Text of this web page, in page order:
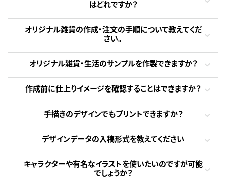
はどれですか？
オリジナル雑貨の作成・注文の手順について教えてくだ
さい。
オリジナル雑貨・生活のサンプルを作製できますか？
作成前に仕上りイメージを確認することはできますか？
手描きのデザインでもプリントできますか？
デザインデータの入稿形式を教えてください
キャラクターや有名なイラストを使いたいのですが可能
でしょうか？